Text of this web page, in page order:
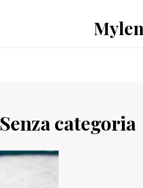
Senza categoria